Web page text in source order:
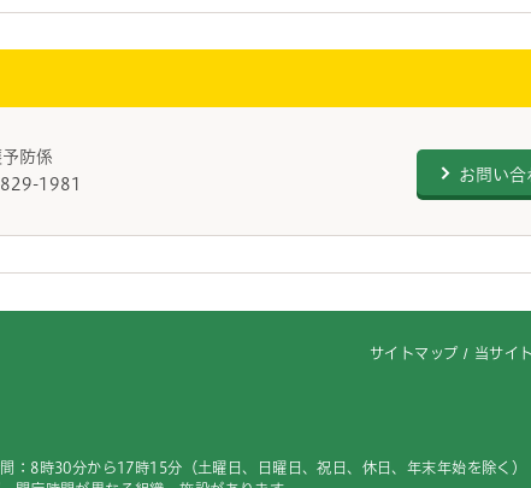
防係
1981
お問い合
サイトマップ 当サイ
：8時30分から17時15分（土曜日、日曜日、祝日、休日、年末年始を除く）